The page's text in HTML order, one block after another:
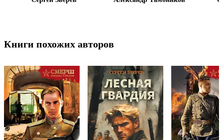
Книги похожих авторов